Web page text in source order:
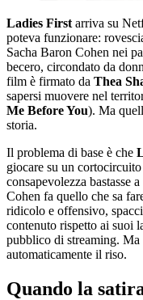
Ladies First arriva su
poteva funzionare:
Sacha Baron Cohen nei
becero, circondato da
film è firmato da Thea
sapersi muovere nel
Me Before You). Ma
storia.
Il problema di base è che
giocare su un
consapevolezza bastasse
Cohen fa quello che sa
ridicolo e offensivo,
contenuto rispetto ai suoi
pubblico di streaming. Ma
automaticamente il riso.
Quando la